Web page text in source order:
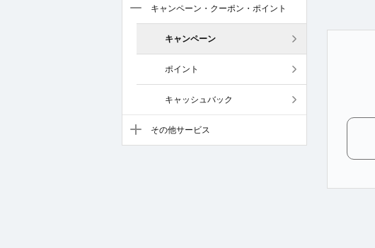
キャンペーン・クーポン・ポイント
キャンペーン
ポイント
キャッシュバック
その他サービス